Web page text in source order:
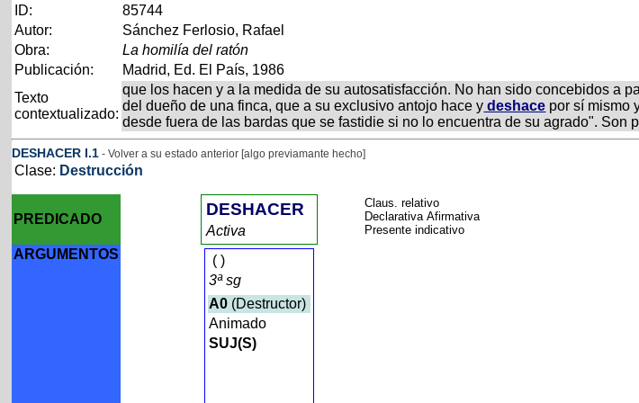
ID:
85744
Autor:
Sánchez Ferlosio, Rafael
Obra:
La homilía del ratón
Publicación:
Madrid, Ed. El País, 1986
Texto
contextualizado:
que los hacen y a la medida de su autosatisfacción. No han sido concebidos a
del dueño de una finca, que a su exclusivo antojo hace y deshace por sí mismo
desde fuera de las bardas que se fastidie si no lo encuentra de su agrado". Son
DESHACER I.1 - Volver a su estado anterior [algo previamante hecho]
Clase: Destrucción
PREDICADO
DESHACER
Activa
Claus. relativo
Declarativa Afirmativa
Presente indicativo
ARGUMENTOS ( )
3ª sg
A0 (Destructor)
Animado
SUJ(S)